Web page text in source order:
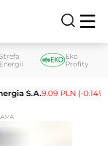
Energii
Eko
Profity
S.A.9.09 PLN (-0.14%)